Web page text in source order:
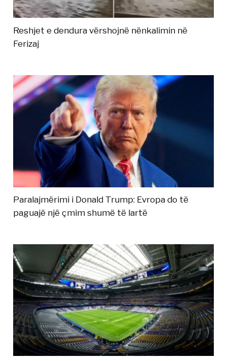
Reshjet e dendura vërshojnë nënkalimin në
Ferizaj
Paralajmërimi i Donald Trump: Evropa do të
paguajë një çmim shumë të lartë